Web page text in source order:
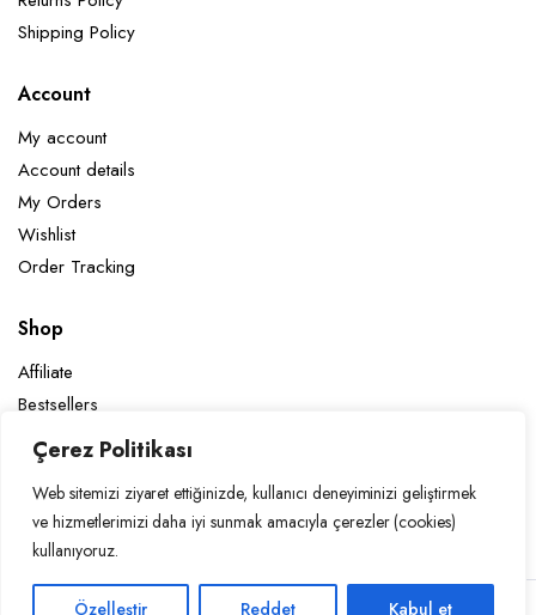
Çerez Politikası
Web sitemizi ziyaret ettiğinizde, kullanıcı deneyiminizi geliştirmek
ve hizmetlerimizi daha iyi sunmak amacıyla çerezler (cookies)
kullanıyoruz.
Özelleştir Reddet Kabul et
Shipping Policy
Account
My account
Account details
My Orders
Wishlist
Order Tracking
Shop
Affiliate
Bestsellers
Discount
Latest Products
Sale Products
Categories
Women